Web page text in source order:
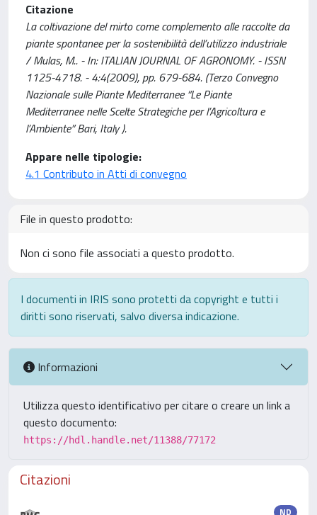
Citazione
La coltivazione del mirto come complemento alle raccolte da
piante spontanee per la sostenibilità dell’utilizzo industriale
/ Mulas, M.. - In: ITALIAN JOURNAL OF AGRONOMY. - ISSN
1125-4718. - 4:4(2009), pp. 679-684. (Terzo Convegno
Nazionale sulle Piante Mediterranee “Le Piante
Mediterranee nelle Scelte Strategiche per l’Agricoltura e
l’Ambiente” Bari, Italy ).
Appare nelle tipologie:
4.1 Contributo in Atti di convegno
File in questo prodotto:
Non ci sono file associati a questo prodotto.
I documenti in IRIS sono protetti da copyright e tutti i
diritti sono riservati, salvo diversa indicazione.
Informazioni
Utilizza questo identificativo per citare o creare un link a
questo documento:
https://hdl.handle.net/11388/77172
Citazioni
ND